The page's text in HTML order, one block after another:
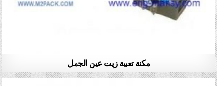
مكنة تعبية زيت عين الجمل